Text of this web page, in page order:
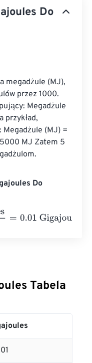
Do
megadżule (MJ),
przez 1000.
Megadżule
przykład,
Megadżule (MJ) =
MJ Zatem 5
Do
= Gigajoules
Tabela